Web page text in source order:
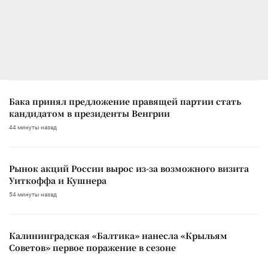
Бака принял предложение правящей партии стать
кандидатом в президенты Венгрии
44 минуты назад
Рынок акций России вырос из-за возможного визита
Уиткоффа и Кушнера
54 минуты назад
Калининградская «Балтика» нанесла «Крыльям
Советов» первое поражение в сезоне